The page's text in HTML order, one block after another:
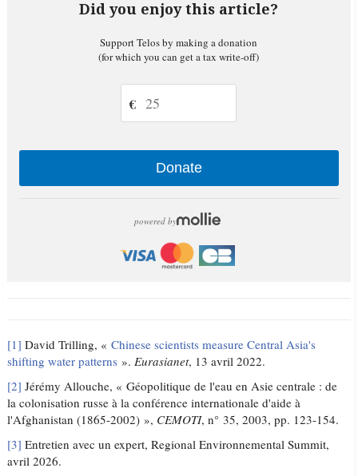
Did you enjoy this article?
Support Telos by making a donation
(for which you can get a tax write-off)
€
Donate
powered by
[1] David Trilling, «Chinese scientists measure Central Asia's
shifting water patterns ». Eurasianet, 13 avril 2022.
[2] Jérémy Allouche, « Géopolitique de l'eau en Asie centrale : de
la colonisation russe à la conférence internationale d'aide à
l'Afghanistan (1865-2002) », CEMOTI, n° 35, 2003, pp. 123-154.
[3] Entretien avec un expert, Regional Environnemental Summit,
avril 2026.